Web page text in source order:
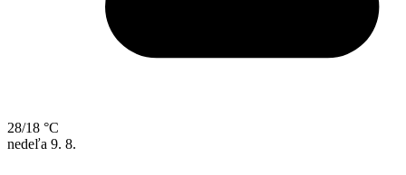
28/18 °C
nedeľa 9. 8.